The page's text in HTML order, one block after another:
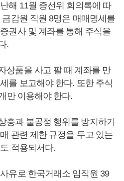
해 11월 증선위 회의록에 따
감원 직원 8명은 매매명세를
권사 및 계좌를 통해 주식을
.
상품을 사고 팔 때 계좌를 만
를 보고해야 한다. 또한 주식
만 이용해야 한다.
충과 불공정 행위를 방지하기
관련 제한 규정을 두고 있는
적용되서다.
유로 한국거래소 임직원 39